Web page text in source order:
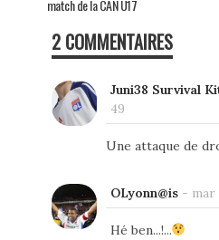
match de la CAN U17
2 COMMENTAIRES
Juni38 Survival
49
Une attaque de
OLyonn@is- mar
Hé ben...!...